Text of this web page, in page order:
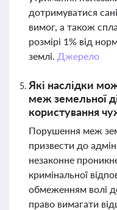
дотримуватися
вимог, а також
розмірі 1% від
землі. Джерело
Які наслідки
меж земельної
користування
Порушення меж
призвести до
незаконне
кримінальної
обмеженням волі
право вимагати